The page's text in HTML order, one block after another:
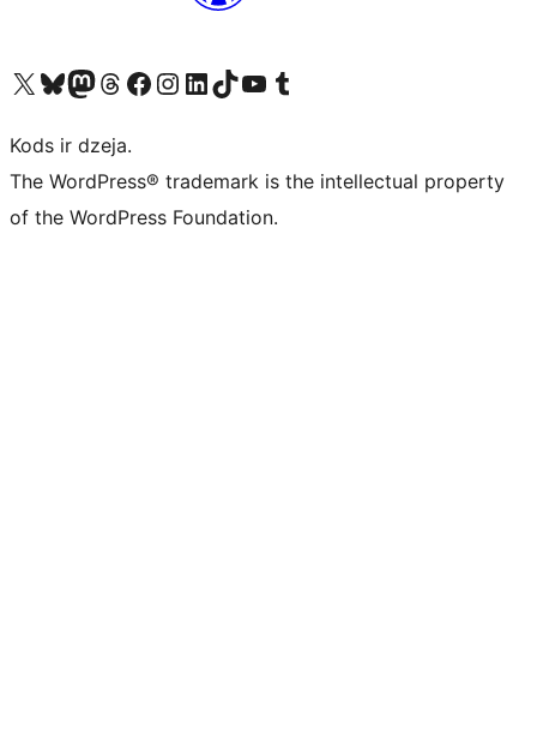
Apmeklējiet mūsu X (agrāk Twitter) kontu
Apmeklējiet mūsu Bluesky kontu
Apmeklējiet mūsu Mastodon kontu
Apmeklējiet mūsu Threads kontu
Apmeklējiet mūsu Facebook lapuApmeklējiet mūsu Instagram kontu
Apmeklējiet mūsu LinkedIn kontu
Apmeklējiet mūsu TikTok kontu
Apmeklējiet mūsu YouTube kanālu
Apmeklējiet mūsu Tumblr kontu
Kods ir dzeja.
The WordPress® trademark is the intellectual property
of the WordPress Foundation.